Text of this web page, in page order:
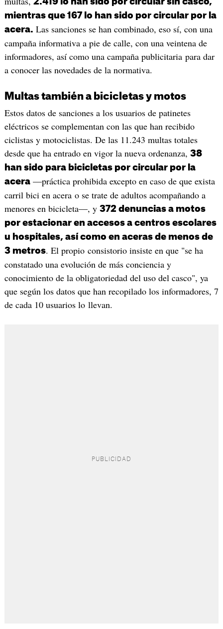
mientras que 167 lo han sido por circular por la
acera. Las sanciones se han combinado, eso sí, con una
campaña informativa a pie de calle, con una veintena de
informadores, así como una campaña publicitaria para dar
a conocer las novedades de la normativa.
Multas también a bicicletas y motos
Estos datos de sanciones a los usuarios de patinetes
eléctricos se complementan con las que han recibido
ciclistas y motociclistas. De las 11.243 multas totales
desde que ha entrado en vigor la nueva ordenanza, 38
han sido para bicicletas por circular por la
acera—práctica prohibida excepto en caso de que exista
carril bici en acera o se trate de adultos acompañando a
menores en bicicleta—, y 372 denuncias a motos
por estacionar en accesos a centros escolares
u hospitales, así como en aceras de menos de
3 metros. El propio consistorio insiste en que "se ha
constatado una evolución de más conciencia y
conocimiento de la obligatoriedad del uso del casco", ya
que según los datos que han recopilado los informadores, 7
de cada 10 usuarios lo llevan.